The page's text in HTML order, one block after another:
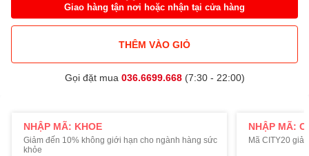
Giao hàng tận nơi hoặc nhận tại cửa hàng
THÊM VÀO GIỎ
Gọi đặt mua 036.6699.668(7:30 - 22:00)
NHẬP MÃ: KHOE
Giảm đến 10% không giới hạn cho ngành hàng sức
khỏe
NHẬP MÃ:
Mã CITY20